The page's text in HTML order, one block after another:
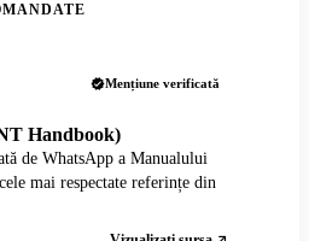
Mențiune verificată
Handbook)
de WhatsApp a Manualului
mai respectate referințe din